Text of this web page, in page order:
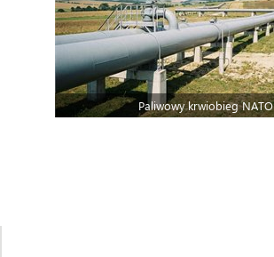
Paliwowy krwiobieg NATO